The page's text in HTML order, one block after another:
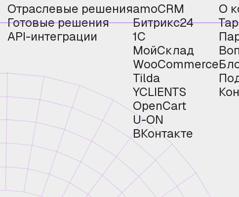
Отраслевые решения
Готовые решения
API-интеграции
amoCRM
Битрикс24
1С
МойСклад
WooCommerce
Tilda
YCLIENTS
OpenCart
U-ON
ВКонтакте
О